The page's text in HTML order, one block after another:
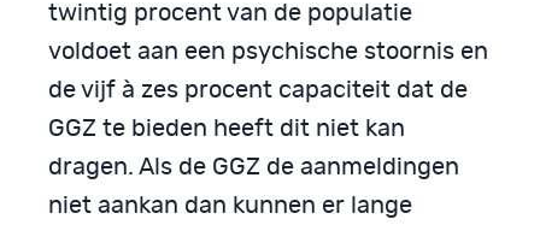
twintig procent van de populatie
voldoet aan een psychische stoornis en
de vijf à zes procent capaciteit dat de
GGZ te bieden heeft dit niet kan
dragen. Als de GGZ de aanmeldingen
niet aankan dan kunnen er lange